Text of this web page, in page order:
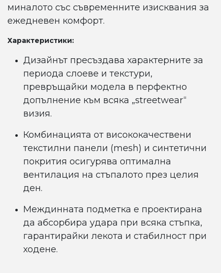
миналото със съвременните изисквания за
ежедневен комфорт.
Характеристики:
Дизайнът пресъздава характерните за
периода слоеве и текстури,
превръщайки модела в перфектно
допълнение към всяка „streetwear“
визия.
Комбинацията от висококачествени
текстилни панели (mesh) и синтетични
покрития осигурява оптимална
вентилация на стъпалото през целия
ден.
Междинната подметка е проектирана
да абсорбира удара при всяка стъпка,
гарантирайки лекота и стабилност при
ходене.